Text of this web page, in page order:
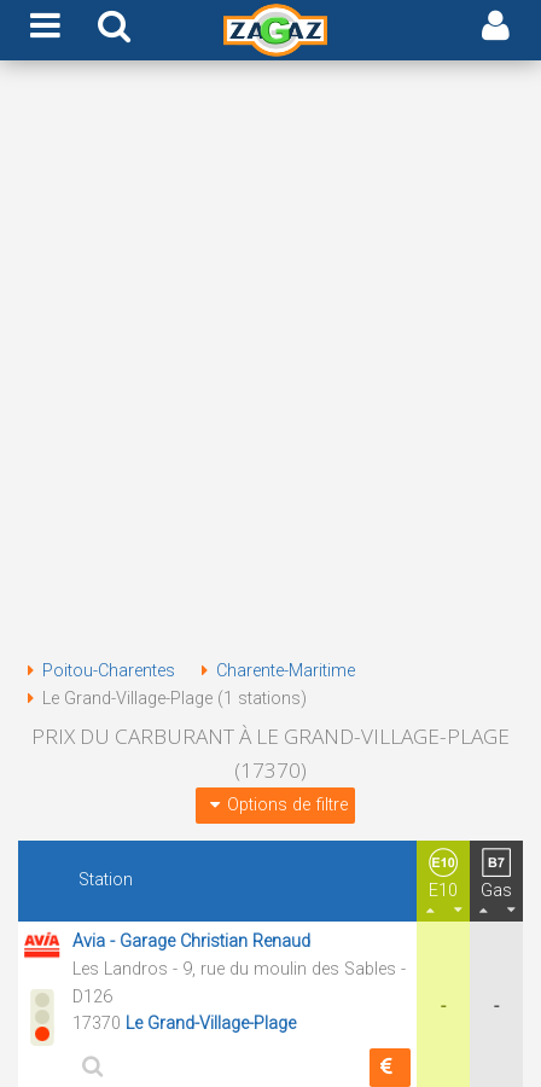
Poitou-Charentes
Charente-Maritime
Le Grand-Village-Plage (1 stations)
PRIX DU CARBURANT À LE GRAND-VILLAGE-PLAGE
(17370)
Options de filtre
Station
E10 Gas
Avia - Garage Christian Renaud
Les Landros - 9, rue du moulin des Sables -
D126
17370 Le Grand-Village-Plage
- -